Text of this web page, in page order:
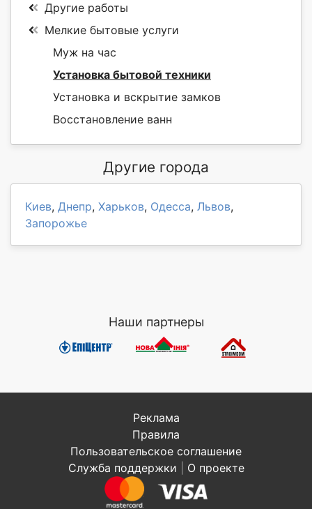
Другие работы
Мелкие бытовые услуги
Муж на час
Установка бытовой техники
Установка и вскрытие замков
Восстановление ванн
Другие города
Киев, Днепр, Харьков, Одесса, Львов,
Запорожье
Наши партнеры
Реклама
Правила
Пользовательское соглашение
Служба поддержки
О проекте